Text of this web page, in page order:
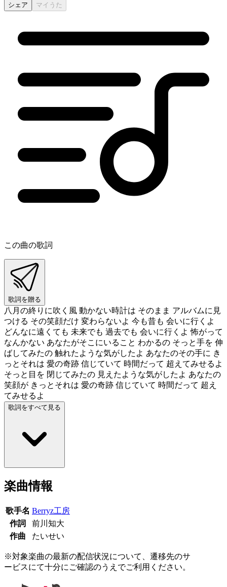
シェア マイうた
この曲の歌詞
歌詞を贈る
八月の終りに吹く風 動かない時計は そのまま アルバムに見
つける その笑顔だけ 変わらないよ 今も昔も 会いに行くよ
どんなに遠くても 未来でも 過去でも 会いに行くよ 怖がって
なんかない あなたがそこにいること わかるの そっと手を 伸
ばしてみたの 触れたような気がしたよ あなたのその手に き
っとそれは 愛の奇跡 信じていて 時間だって 超えてみせるよ
そっと目を 閉じてみたの 見えたような気がしたよ あなたの
笑顔が きっとそれは 愛の奇跡 信じていて 時間だって 超え
てみせるよ
歌詞をすべて見る
楽曲情報
歌手名 Berryz工房
作詞
前川知大
作曲
たいせい
※対象楽曲の最新の配信状況について、遷移先のサ
ービスにて十分にご確認のうえでご利用ください。